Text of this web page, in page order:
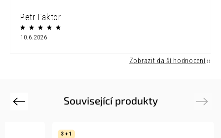
Petr Faktor
10.6.2026
Zobrazit další hodnocení
Související produkty
Previous
3 + 1
Next